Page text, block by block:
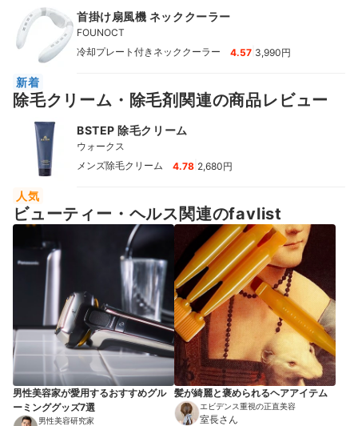
首掛け扇風機 ネッククーラー
FOUNOCT
冷却プレート付きネッククーラー
4.57 3,990円
新着
除毛クリーム・除毛剤関連の商品レビュー
BSTEP 除毛クリーム
ウォークス
メンズ除毛クリーム
4.78 2,680円
人気
ビューティー・ヘルス関連のfavlist
男性美容家が愛用するおすすめグル
ーミンググッズ7選
男性美容研究家
髪が綺麗と褒められるヘアアイテム
エビデンス重視の正直美容
室長さん